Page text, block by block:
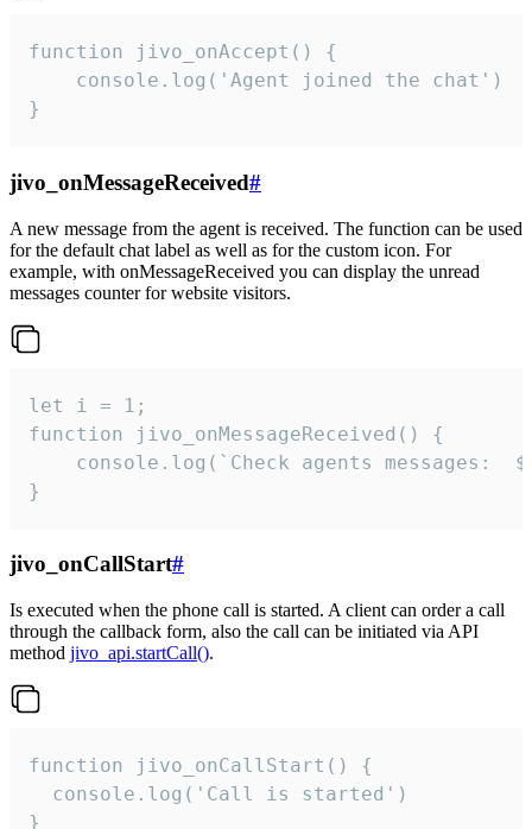
function jivo_onAccept() {
}
jivo_onMessageReceived#
A new message from the agent is received. The function can be used
for the default chat label as well as for the custom icon. For
example, with onMessageReceived you can display the unread
messages counter for website visitors.
let i = 1;
function jivo_onMessageReceived() {
}
jivo_onCallStart#
Is executed when the phone call is started. A client can order a call
through the callback form, also the call can be initiated via API
method jivo_api.startCall().
function jivo_onCallStart() {
  console.log('Call is started')
}